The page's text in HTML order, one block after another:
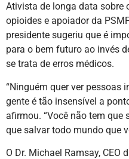
Ativista de longa data sobre
opioides e apoiador da
presidente sugeriu que é
para o bem futuro ao invés
se trata de erros médicos.
“Ninguém quer ver pessoas
gente é tão insensível a
afirmou. “Você não tem que
que salvar todo mundo que
O Dr. Michael Ramsay, CEO